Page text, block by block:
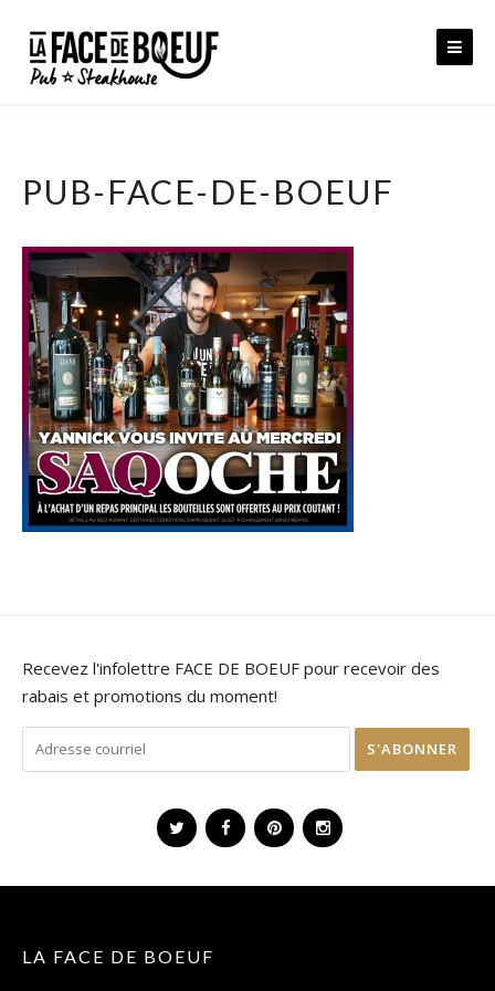
content
PUB-FACE-DE-BOEUF
Recevez l'infolettre FACE DE BOEUF pour recevoir des
rabais et promotions du moment!
LA FACE DE BOEUF